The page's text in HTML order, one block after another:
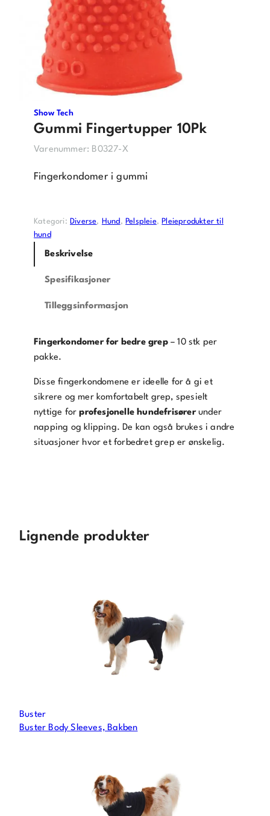
Show Tech
Gummi Fingertupper 10Pk
Varenummer: B0327-X
Fingerkondomer i gummi
Kategori: Diverse, Hund , Pelspleie, Pleieprodukter til
hund
Beskrivelse
Spesifikasjoner
Tilleggsinformasjon
Fingerkondomer for bedre grep– 10 stk per
pakke.
Disse fingerkondomene er ideelle for å gi et
sikrere og mer komfortabelt grep, spesielt
nyttige forprofesjonelle hundefrisørerunder
napping og klipping. De kan også brukes i andre
situasjoner hvor et forbedret grep er ønskelig.
Lignende produkter
Buster
Buster Body Sleeves, Bakben